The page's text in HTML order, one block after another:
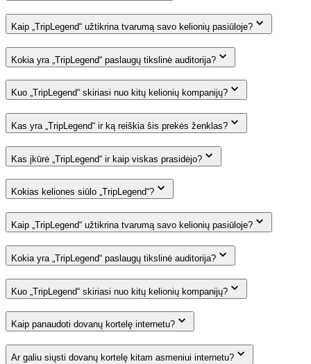
Kaip „TripLegend“ užtikrina tvarumą savo kelionių pasiūloje?
Kokia yra „TripLegend“ paslaugų tikslinė auditorija?
Kuo „TripLegend“ skiriasi nuo kitų kelionių kompanijų?
Kas yra „TripLegend“ ir ką reiškia šis prekės ženklas?
Kas įkūrė „TripLegend“ ir kaip viskas prasidėjo?
Kokias keliones siūlo „TripLegend“?
Kaip „TripLegend“ užtikrina tvarumą savo kelionių pasiūloje?
Kokia yra „TripLegend“ paslaugų tikslinė auditorija?
Kuo „TripLegend“ skiriasi nuo kitų kelionių kompanijų?
Kaip panaudoti dovanų kortelę internetu?
Ar galiu siųsti dovanų kortelę kitam asmeniui internetu?